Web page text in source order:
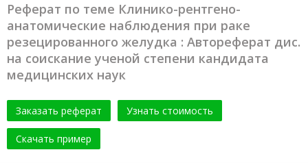
Реферат по теме Клинико-рентгено-
анатомические наблюдения при раке
резецированного желудка : Автореферат дис.
на соискание ученой степени кандидата
медицинских наук
Заказать реферат Узнать стоимость
Скачать пример